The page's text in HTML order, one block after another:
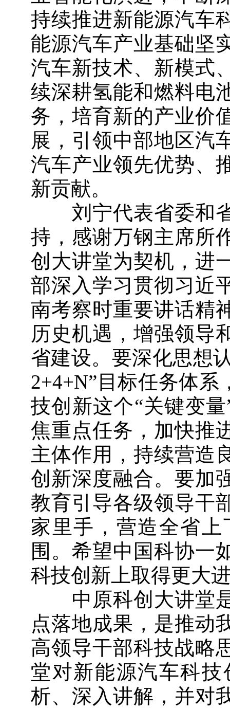
持续推进新能源汽车
能源汽车产业基础坚
汽车新技术、新模式
续深耕氢能和燃料电
务，培育新的产业价
展，引领中部地区汽
汽车产业领先优势、
新贡献。
刘宁代表省委和省
持，感谢万钢主席所
创大讲堂为契机，进
部深入学习贯彻习近
南考察时重要讲话精
历史机遇，增强领导
省建设。要深化思想
2+4+N”目标任务体
技创新这个“关键变
焦重点任务，加快推
主体作用，持续营造
创新深度融合。要加
教育引导各级领导干
家里手，营造全省
围。希望中国科协一
科技创新上取得更大
中原科创大讲堂是
点落地成果，是推动
高领导干部科技战略
堂对新能源汽车科
析、深入讲解，并对